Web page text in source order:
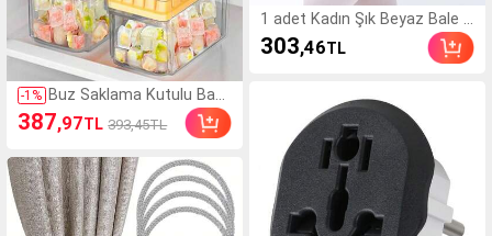
-1 % Buz Saklama Kutulu Bas
malı Buz Küpü Kalıbı, Tek
Tıkla Hızlı Bırakma Buz Y
Şeffaf Kapaklı Buz Sakla
ma Kutusu, Premium Silik
on Buz Tepsisi, Buzdolab
ı, Ev ve Parti İçin Uygun
387,97TL 393,45TL
1 adet Kadın Şık Beyaz Bale T
utu Etek Bel Bantlı - Şeffaf Şi
fon, Dans Pratiği ve Performa
m, Jimnastik ve Plaj Aktivitele
ri İçin Harika, Performans Ko
stümü | Sarma Etek | Polyest
er Etek
303,46TL